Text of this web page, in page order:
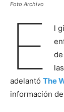
Foto Archivo
E
l
adelantó The
información de